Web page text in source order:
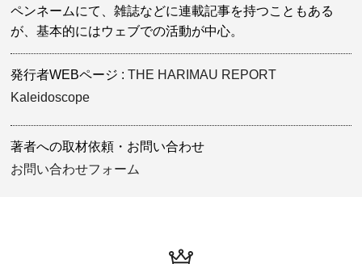
ペンネームにて、雑誌などに連載記事を持つこともある
が、基本的にはウェブでの活動が中心。
発行者WEBページ
THE HARIMAU REPORT
Kaleidoscope
著者への取材依頼・お問い合わせ
お問い合わせフォーム